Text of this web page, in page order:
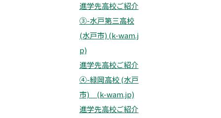
進学先高校ご紹介
③-水戸第三高校
(水戸市) (k-wam.j
p)
進学先高校ご紹介
④-緑岡高校 (水戸
市) (k-wam.jp)
進学先高校ご紹介